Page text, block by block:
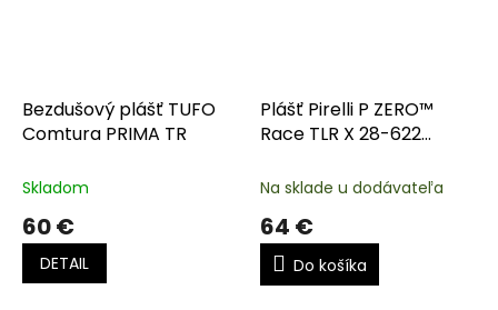
Bezdušový plášť TUFO
Comtura PRIMA TR
Skladom
60 €
DETAIL
Plášť Pirelli P ZERO™
Race TLR X 28-622
Na sklade u dodávateľa
64 €
Do košíka